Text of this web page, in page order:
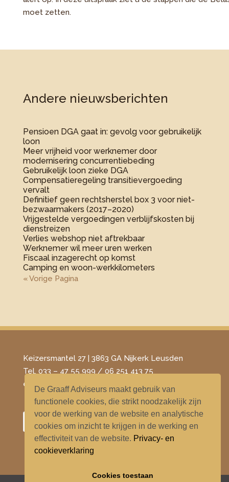
De Graaff Adviseurs maakt gebruik van
functionele cookies, die strikt noodzakelijk zijn
voor de werking van de website en analytische
cookies om inzicht te krijgen in de werking en
effectiviteit van de website. Privacy- en
cookieverklaring
Cookies toestaan
moet zetten.
Andere nieuwsberichten
Pensioen DGA gaat in: gevolg voor gebruikelijk
loon
Meer vrijheid voor werknemer door
modernisering concurrentiebeding
Gebruikelijk loon zieke DGA
Compensatieregeling transitievergoeding
vervalt
Definitief geen rechtsherstel box 3 voor niet-
bezwaarmakers (2017–2020)
Vrijgestelde vergoedingen verblijfskosten bij
dienstreizen
Verlies webshop niet aftrekbaar
Werknemer wil meer uren werken
Fiscaal inzagerecht op komst
Camping en woon-werkkilometers
« Vorige Pagina
Keizersmantel 27 | 3863 GA Nijkerk Leusden
Tel. 033 – 47 55 999 / 06 251 413 75
​e-mail –
info@degraaffadviseurs.nl